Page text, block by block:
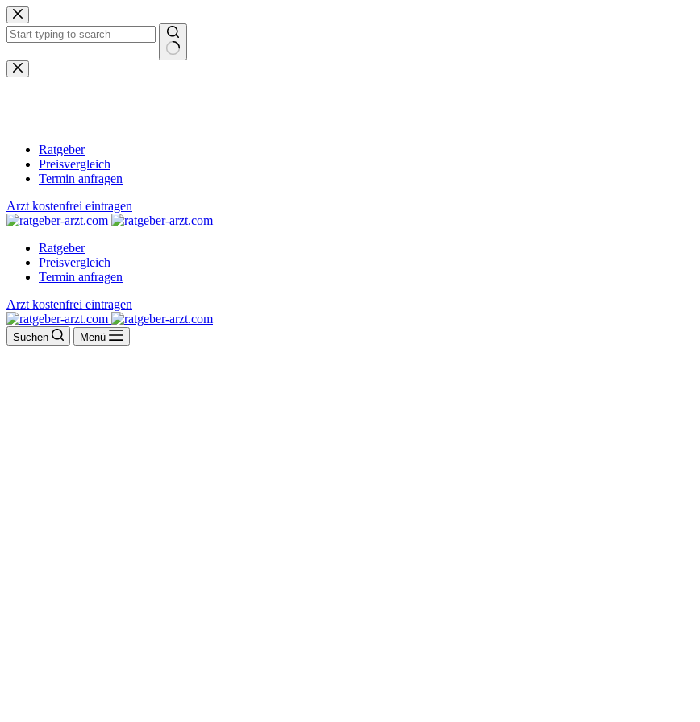
Zum
Inhalt
springen
Keine
Ergebnisse
Ratgeber
Preisvergleich
Termin anfragen
Arzt kostenfrei eintragen
Ratgeber
Preisvergleich
Termin anfragen
Arzt kostenfrei eintragen
Suchen Menü